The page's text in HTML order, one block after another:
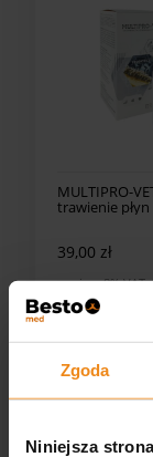
Zgoda
Niniejsza
MULTIPRO-
trawienie płyn
39,00 zł
zawiera 8%
dostawy